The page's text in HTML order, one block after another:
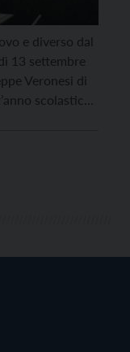
e diverso dal
13 settembre
Veronesi di
scolastico